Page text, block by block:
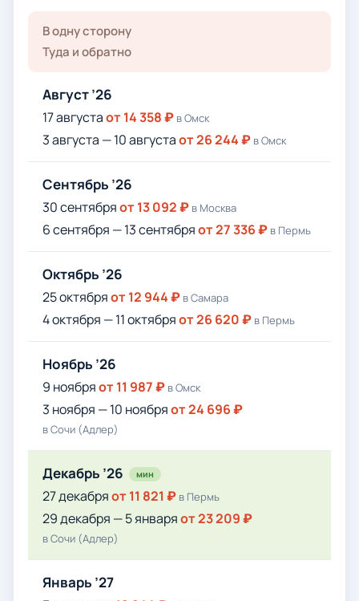
В одну сторону
Туда и обратно
Август ’26
17 августаот 14 358 ₽ в Омск
3 августа — 10 августаот 26 244 ₽ в Омск
Сентябрь ’26
30 сентябряот 13 092 ₽ в Москва
6 сентября — 13 сентябряот 27 336 ₽ в Пермь
Октябрь ’26
25 октябряот 12 944 ₽ в Самара
4 октября — 11 октябряот 26 620 ₽ в Пермь
Ноябрь ’26
9 ноябряот 11 987 ₽ в Омск
3 ноября — 10 ноябряот 24 696 ₽
в Сочи (Адлер)
Декабрь ’26 мин
27 декабряот 11 821 ₽ в Пермь
29 декабря — 5 январяот 23 209 ₽
в Сочи (Адлер)
Январь ’27